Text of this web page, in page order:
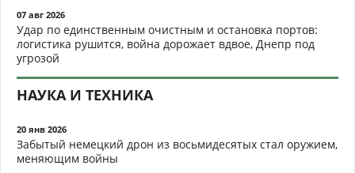
07 авг 2026
Удар по единственным очистным и остановка портов:
логистика рушится, война дорожает вдвое, Днепр под
угрозой
НАУКА И ТЕХНИКА
20 янв 2026
Забытый немецкий дрон из восьмидесятых стал оружием,
меняющим войны